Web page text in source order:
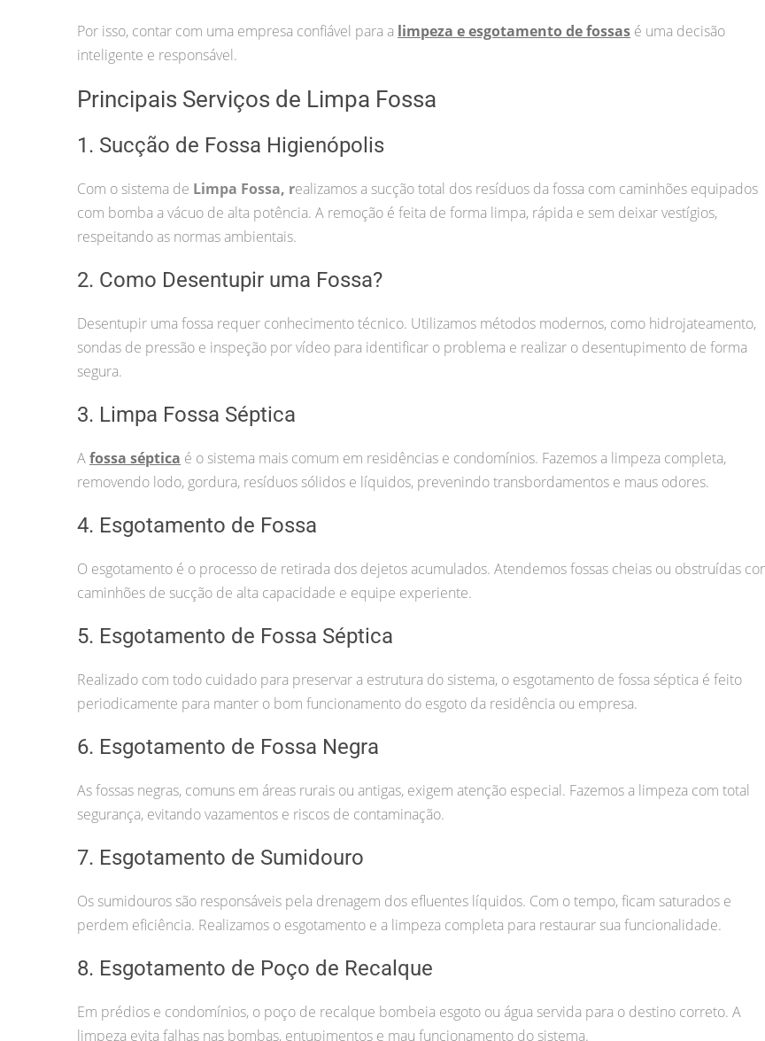
Por isso, contar com uma empresa confiável para a limpeza e esgotamento de fossas é uma decisão
inteligente e responsável.
Principais Serviços de Limpa Fossa
1. Sucção de Fossa Higienópolis
Com o sistema de Limpa Fossa, realizamos a sucção total dos resíduos da fossa com caminhões equipados
com bomba a vácuo de alta potência. A remoção é feita de forma limpa, rápida e sem deixar vestígios,
respeitando as normas ambientais.
2. Como Desentupir uma Fossa?
Desentupir uma fossa requer conhecimento técnico. Utilizamos métodos modernos, como hidrojateamento,
sondas de pressão e inspeção por vídeo para identificar o problema e realizar o desentupimento de forma
segura.
3. Limpa Fossa Séptica
Afossa séptica é o sistema mais comum em residências e condomínios. Fazemos a limpeza completa,
removendo lodo, gordura, resíduos sólidos e líquidos, prevenindo transbordamentos e maus odores.
4. Esgotamento de Fossa
O esgotamento é o processo de retirada dos dejetos acumulados. Atendemos fossas cheias ou obstruídas
caminhões de sucção de alta capacidade e equipe experiente.
5. Esgotamento de Fossa Séptica
Realizado com todo cuidado para preservar a estrutura do sistema, o esgotamento de fossa séptica é feito
periodicamente para manter o bom funcionamento do esgoto da residência ou empresa.
6. Esgotamento de Fossa Negra
As fossas negras, comuns em áreas rurais ou antigas, exigem atenção especial. Fazemos a limpeza com total
segurança, evitando vazamentos e riscos de contaminação.
7. Esgotamento de Sumidouro
Os sumidouros são responsáveis pela drenagem dos efluentes líquidos. Com o tempo, ficam saturados e
perdem eficiência. Realizamos o esgotamento e a limpeza completa para restaurar sua funcionalidade.
8. Esgotamento de Poço de Recalque
Em prédios e condomínios, o poço de recalque bombeia esgoto ou água servida para o destino correto. A
limpeza evita falhas nas bombas, entupimentos e mau funcionamento do sistema.